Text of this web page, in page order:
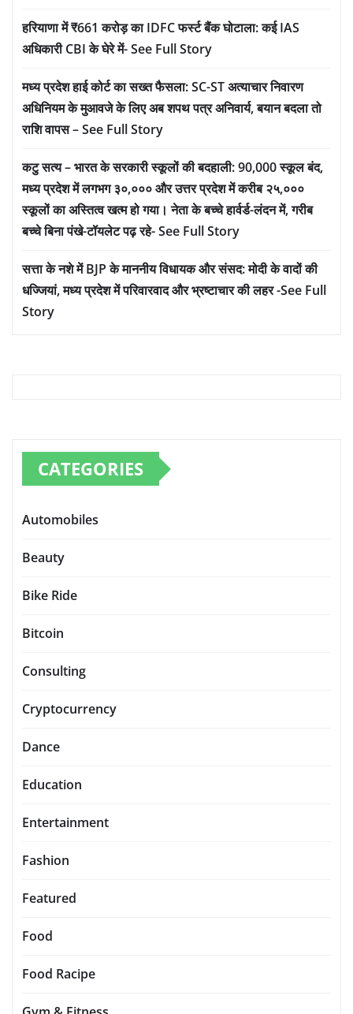
हरियाणा में ₹661 करोड़ का IDFC फर्स्ट बैंक घोटाला: कई IAS
अधिकारी CBI के घेरे में- See Full Story
मध्य प्रदेश हाई कोर्ट का सख्त फैसला: SC-ST अत्याचार निवारण
अधिनियम के मुआवजे के लिए अब शपथ पत्र अनिवार्य, बयान बदला तो
राशि वापस – See Full Story
कटु सत्य – भारत के सरकारी स्कूलों की बदहाली: 90,000 स्कूल बंद,
मध्य प्रदेश में लगभग ३०,००० और उत्तर प्रदेश में करीब २५,०००
स्कूलों का अस्तित्व खत्म हो गया। नेता के बच्चे हार्वर्ड-लंदन में, गरीब
बच्चे बिना पंखे-टॉयलेट पढ़ रहे- See Full Story
सत्ता के नशे में BJP के माननीय विधायक और संसद: मोदी के वादों की
धज्जियां, मध्य प्रदेश में परिवारवाद और भ्रष्टाचार की लहर -See Full
Story
CATEGORIES
Automobiles
Beauty
Bike Ride
Bitcoin
Consulting
Cryptocurrency
Dance
Education
Entertainment
Fashion
Featured
Food
Food Racipe